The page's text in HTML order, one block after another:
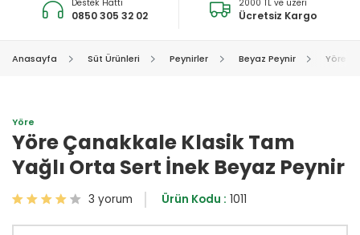
Destek Hattı
0850 305 32 02
2000 TL ve üzeri
Ücretsiz Kargo
Anasayfa Süt Ürünleri Peynirler Beyaz Peynir Yöre
Yöre
Yöre Çanakkale Klasik Tam
Yağlı Orta Sert İnek Beyaz Peynir
3 yorum Ürün Kodu : 1011